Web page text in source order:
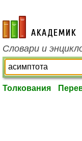
academic.ru
Словари и
Толкования